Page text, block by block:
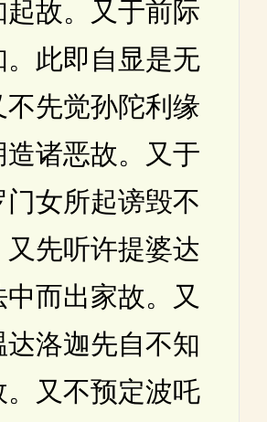
起故。又于前际
。此即自显是无
不先觉孙陀利缘
造诸恶故。又于
门女所起谤毁不
又先听许提婆达
而出家故。又
洛迦先自不知
。又不预定波吒